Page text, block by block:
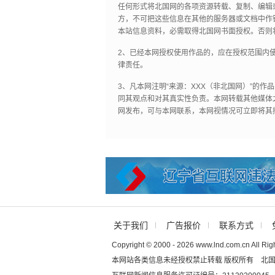
任何形式将北国网的各项资源转载、复制、编
方，不可把这些信息在其他的服务器或文档中
本站信息资料，必需取得北国网书面授权。否
2、已经本网授权使用作品的，应在授权范围内
律责任。
3、凡本网注明“来源：XXX（非北国网）”的作
同其观点和对其真实性负责。本网转载其他媒
网发布，可与本网联系，本网视情况可立即将其
关于我们 广告报价 联系方式
Copyright © 2000 - 2026 www.lnd.com.cn All
本网站各类信息未经授权禁止转载 版权所有 北